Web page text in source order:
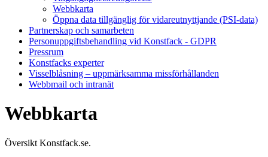
Webbkarta
Öppna data tillgänglig för vidareutnyttjande (PSI-data)
Partnerskap och samarbeten
Personuppgiftsbehandling vid Konstfack - GDPR
Pressrum
Konstfacks experter
Visselblåsning – uppmärksamma missförhållanden
Webbmail och intranät
Webbkarta
Översikt Konstfack.se.